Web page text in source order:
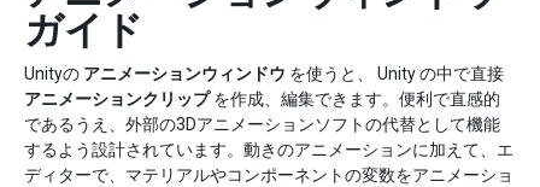
ガイド
Unityの アニメーションウィンドウ を使うと、 Unity の中で直接
アニメーションクリップを作成、編集できます。便利で直感的
であるうえ、外部の3Dアニメーションソフトの代替として機能
するよう設計されています。動きのアニメーションに加えて、エ
ディターで、マテリアルやコンポーネントの変数をアニメーショ